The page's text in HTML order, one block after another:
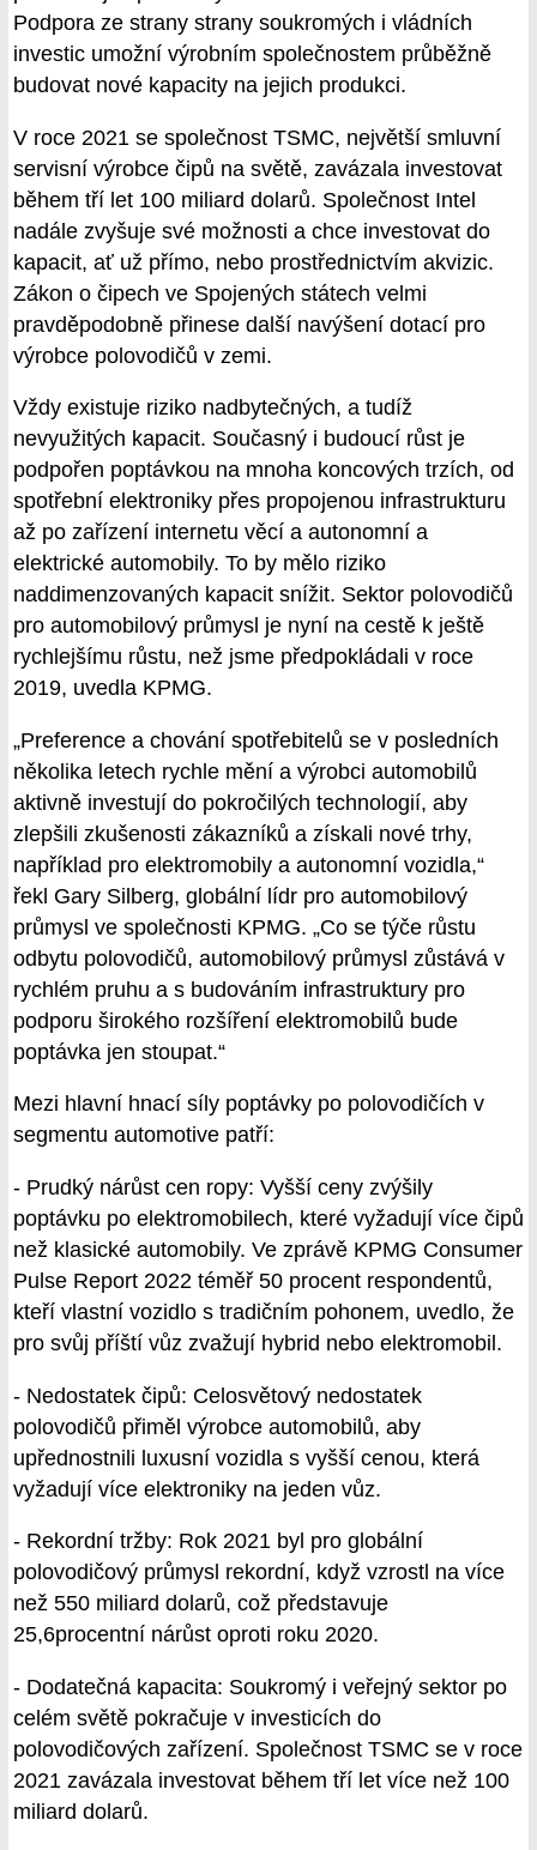
Podpora ze strany strany soukromých i vládních
investic umožní výrobním společnostem průběžně
budovat nové kapacity na jejich produkci.
V roce 2021 se společnost TSMC, největší smluvní
servisní výrobce čipů na světě, zavázala investovat
během tří let 100 miliard dolarů. Společnost Intel
nadále zvyšuje své možnosti a chce investovat do
kapacit, ať už přímo, nebo prostřednictvím akvizic.
Zákon o čipech ve Spojených státech velmi
pravděpodobně přinese další navýšení dotací pro
výrobce polovodičů v zemi.
Vždy existuje riziko nadbytečných, a tudíž
nevyužitých kapacit. Současný i budoucí růst je
podpořen poptávkou na mnoha koncových trzích, od
spotřební elektroniky přes propojenou infrastrukturu
až po zařízení internetu věcí a autonomní a
elektrické automobily. To by mělo riziko
naddimenzovaných kapacit snížit. Sektor polovodičů
pro automobilový průmysl je nyní na cestě k ještě
rychlejšímu růstu, než jsme předpokládali v roce
2019, uvedla KPMG.
„Preference a chování spotřebitelů se v posledních
několika letech rychle mění a výrobci automobilů
aktivně investují do pokročilých technologií, aby
zlepšili zkušenosti zákazníků a získali nové trhy,
například pro elektromobily a autonomní vozidla,“
řekl Gary Silberg, globální lídr pro automobilový
průmysl ve společnosti KPMG. „Co se týče růstu
odbytu polovodičů, automobilový průmysl zůstává v
rychlém pruhu a s budováním infrastruktury pro
podporu širokého rozšíření elektromobilů bude
poptávka jen stoupat.“
Mezi hlavní hnací síly poptávky po polovodičích v
segmentu automotive patří:
- Prudký nárůst cen ropy: Vyšší ceny zvýšily
poptávku po elektromobilech, které vyžadují více čipů
než klasické automobily. Ve zprávě KPMG Consumer
Pulse Report 2022 téměř 50 procent respondentů,
kteří vlastní vozidlo s tradičním pohonem, uvedlo, že
pro svůj příští vůz zvažují hybrid nebo elektromobil.
- Nedostatek čipů: Celosvětový nedostatek
polovodičů přiměl výrobce automobilů, aby
upřednostnili luxusní vozidla s vyšší cenou, která
vyžadují více elektroniky na jeden vůz.
- Rekordní tržby: Rok 2021 byl pro globální
polovodičový průmysl rekordní, když vzrostl na více
než 550 miliard dolarů, což představuje
25,6procentní nárůst oproti roku 2020.
- Dodatečná kapacita: Soukromý i veřejný sektor po
celém světě pokračuje v investicích do
polovodičových zařízení. Společnost TSMC se v roce
2021 zavázala investovat během tří let více než 100
miliard dolarů.